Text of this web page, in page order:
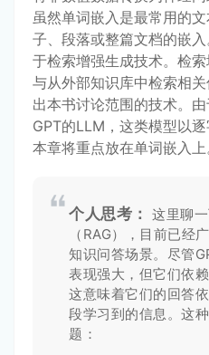
虽然单词嵌入是最常用的
子、段落或整篇文档的嵌
于检索增强生成技术。检
与从外部知识库中检索相
出本书讨论范围的技术。
GPT的LLM，这类模型以
本章将重点放在单词嵌入上
个人思考：
这里聊
（RAG），目前已经
知识问答场景。尽管
表现强大，但它们依
这意味着它们的回答
段学习到的信息。这
题：